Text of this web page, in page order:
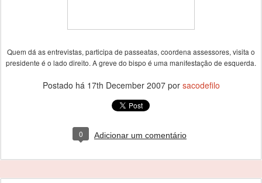
Quem dá as entrevistas, participa de passeatas, coordena assessores, visita o
presidente é o lado direito. A greve do bispo é uma manifestação de esquerda.
Postado há 17th December 2007por sacodefilo
0 Adicionar um comentário